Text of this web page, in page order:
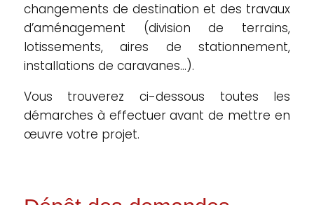
changements de destination et des travaux
d’aménagement (division de terrains,
lotissements, aires de stationnement,
installations de caravanes…).
Vous trouverez ci-dessous toutes les
démarches à effectuer avant de mettre en
œuvre votre projet.